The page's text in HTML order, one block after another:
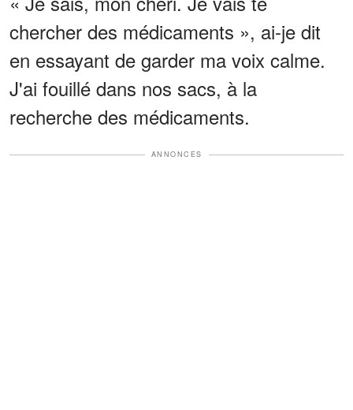
chercher des médicaments », ai-je dit
en essayant de garder ma voix calme.
J'ai fouillé dans nos sacs, à la
recherche des médicaments.
ANNONCES